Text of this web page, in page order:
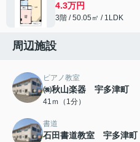
4.3万円
3階 / 50.05㎡ / 1LDK
周辺施設
ピアノ教室
㈱秋山楽器 宇多津町
41ｍ（1分）
書道
石田書道教室 宇多津町